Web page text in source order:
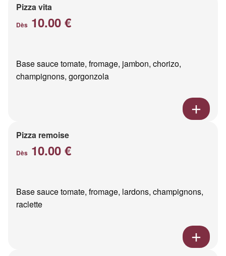
Pizza vita
Dès 10.00 €
Base sauce tomate, fromage, jambon, chorizo,
champignons, gorgonzola
Pizza remoise
Dès 10.00 €
Base sauce tomate, fromage, lardons, champignons,
raclette